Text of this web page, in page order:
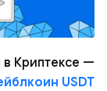
в Криптексе —
USDT